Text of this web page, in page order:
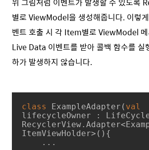
별로 ViewModel을 생성해줍니다. 이렇
벤트 호출 시 각 Item별로 ViewModel
Live Data 이벤트를 받아 콜백 함수를 실
하가 발생하지 않습니다.
class ExampleAdapter ( val
lifecycleOwner :
ItemViewHolder>(){